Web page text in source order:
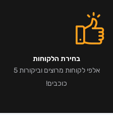
בחירת הלקוחות
אלפי לקוחות מרוצים וביקורות 5
כוכבים!